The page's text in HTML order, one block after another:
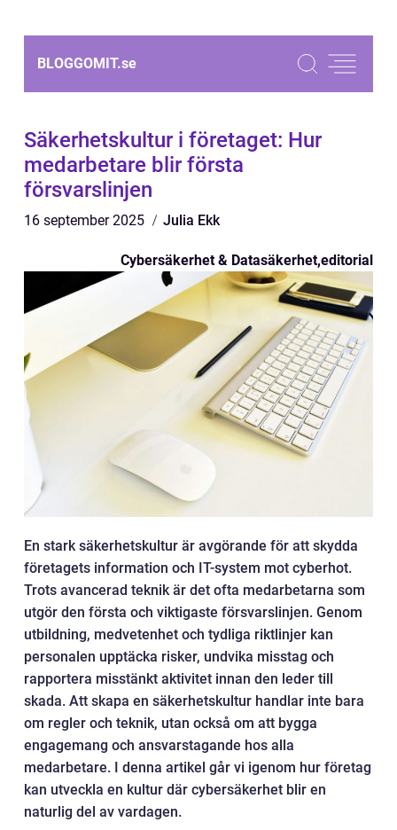
BLOGGOMIT.se
Säkerhetskultur i företaget: Hur
medarbetare blir första
försvarslinjen
16 september 2025 Julia Ekk
Cybersäkerhet & Datasäkerhet,editorial
En stark säkerhetskultur är avgörande för att skydda
företagets information och IT-system mot cyberhot.
Trots avancerad teknik är det ofta medarbetarna som
utgör den första och viktigaste försvarslinjen. Genom
utbildning, medvetenhet och tydliga riktlinjer kan
personalen upptäcka risker, undvika misstag och
rapportera misstänkt aktivitet innan den leder till
skada. Att skapa en säkerhetskultur handlar inte bara
om regler och teknik, utan också om att bygga
engagemang och ansvarstagande hos alla
medarbetare. I denna artikel går vi igenom hur företag
kan utveckla en kultur där cybersäkerhet blir en
naturlig del av vardagen.